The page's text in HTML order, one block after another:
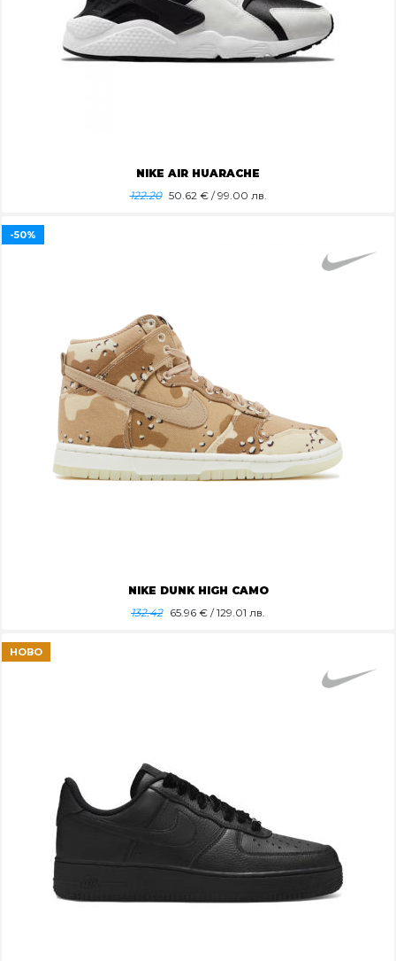
NIKE AIR HUARACHE
122.20 50.62 € / 99.00 лв.
NIKE DUNK HIGH CAMO
132.42 65.96 € / 129.01 лв.
-50%
НОВО